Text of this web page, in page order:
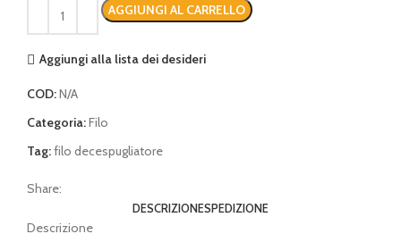
AGGIUNGI AL CARRELLO
Aggiungi alla lista dei desideri
COD:N/A
Categoria:Filo
Tag:filo decespugliatore
Share:
DESCRIZIONESPEDIZIONE
Descrizione